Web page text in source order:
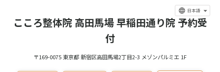
日本語
こころ整体院 高田馬場 早稲田通り院 予約受
付
〒169-0075 東京都 新宿区高田馬場2丁目2-3 メゾンパルミエ 1F